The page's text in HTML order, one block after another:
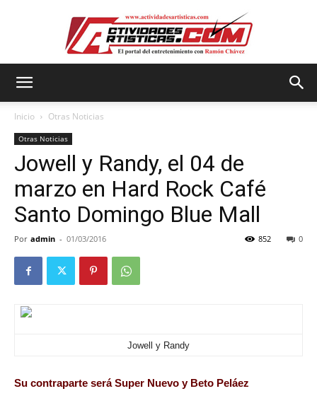
Inicio Otras Noticias
Otras Noticias
Jowell y Randy, el 04 de
marzo en Hard Rock Café
Santo Domingo Blue Mall
Por admin - 01/03/2016 0
852
Jowell y Randy
Su contraparte será Super Nuevo y Beto Peláez